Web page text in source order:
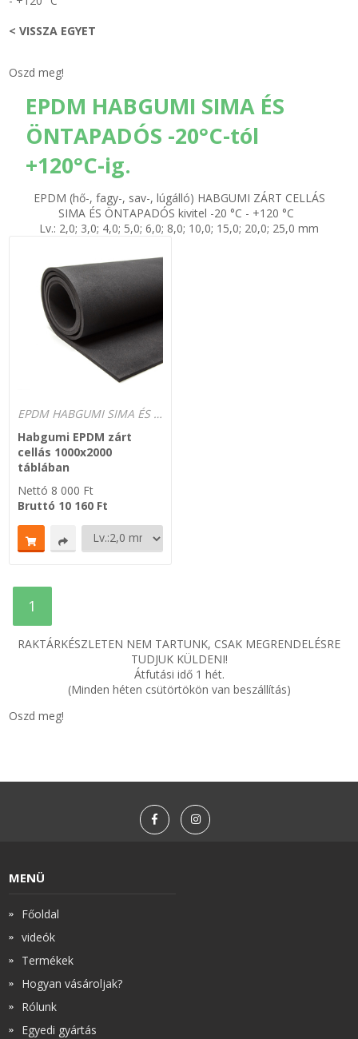
GÉPÉSZET-PÉBÉ-gáz - KÉSZLETEK
IPARI KARIMA TÖMÍTÉS
GUMILEMEZ - FILC - HÓTOLÓ
TÖMÍTŐ ZSINÓR - RAGASZTÓ
TEHER-ERŐGÉP-MOZDONY TÖMÍTÉS
MODELLEZÉS-TECHNIKAI SPORT-MODELLSPORT
Zsinór Körszelvényű tömítőzsinórok
SZORTÍROZÓ DOBOZ-KÉSZLET
ETETŐTÁL-TIPLI-GRANULÁTUM
Rólunk
Egyedi gyártás
Kapcsolat
< VISSZA EGYET
Oszd meg!
EPDM HABGUMI SIMA ÉS
ÖNTAPADÓS -20°C-tól
+120°C-ig.
EPDM (hő-, fagy-, sav-, lúgálló) HABGUMI ZÁRT CELLÁS
SIMA ÉS ÖNTAPADÓS kivitel -20 °C - +120 °C
Lv.: 2,0; 3,0; 4,0; 5,0; 6,0; 8,0; 10,0; 15,0; 20,0; 25,0 mm
EPDM HABGUMI SIMA ÉS ÖNTAPADÓS -20°C-tól +120°C-ig.
Habgumi EPDM zárt
cellás 1000x2000
táblában
Nettó 8 000 Ft
Bruttó 10 160 Ft
1
RAKTÁRKÉSZLETEN NEM TARTUNK, CSAK MEGRENDELÉSRE
TUDJUK KÜLDENI!
Átfutási idő 1 hét.
(Minden héten csütörtökön van beszállítás)
Oszd meg!
MENÜ
Főoldal
videók
Termékek
Hogyan vásároljak?
Rólunk
Egyedi gyártás